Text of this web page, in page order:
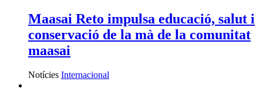
Maasai Reto impulsa educació, salut i
conservació de la mà de la comunitat
maasai
Notícies Internacional